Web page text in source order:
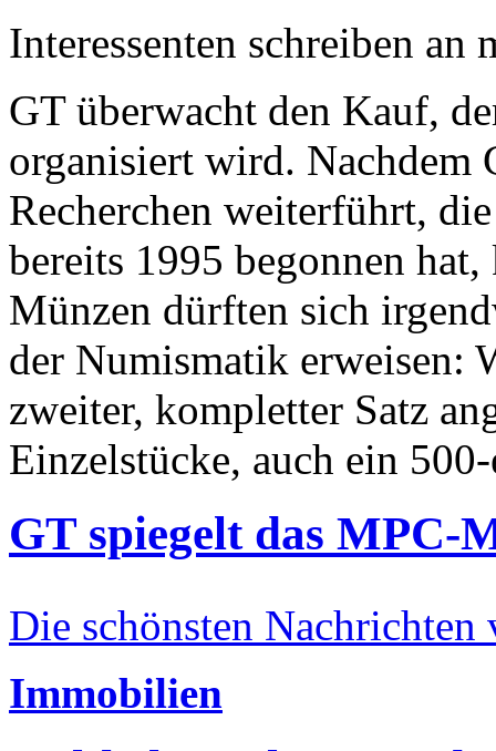
Interessenten schreiben
GT überwacht den Kauf,
organisiert wird. Nachdem
Recherchen weiterführt,
bereits 1995 begonnen
Münzen dürften sich
der Numismatik erweisen:
zweiter, kompletter Satz
Einzelstücke, auch ein
GT spiegelt das MPC-
Die schönsten Nachrichten
Immobilien